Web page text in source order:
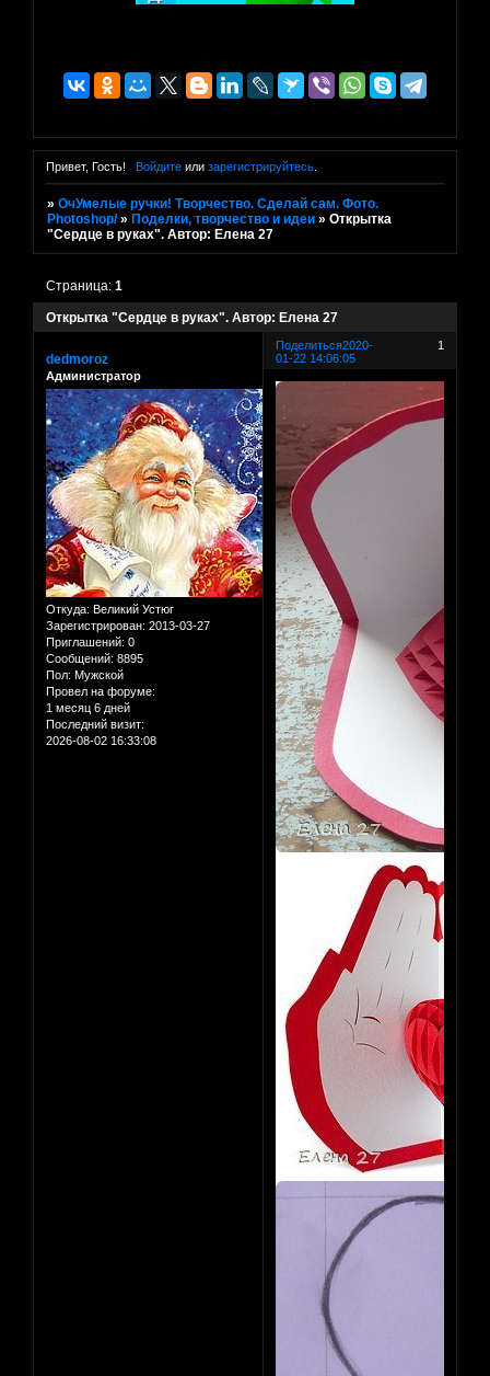
Привет, Гость! Войдитеили зарегистрируйтесь.
»ОчУмелые ручки! Творчество. Сделай сам. Фото.
Photoshop/ » Поделки, творчество и идеи »Открытка
"Сердце в руках". Автор: Елена 27
Открытка "Сердце в руках". Автор: Елена 27
Страница:1
Поделиться 1
2020-
01-22 14:06:05
dedmoroz
Администратор
Откуда: Великий Устюг
Зарегистрирован: 2013-03-27
Приглашений: 0
Сообщений: 8895
Пол: Мужской
Провел на форуме:
1 месяц 6 дней
Последний визит:
2026-08-02 16:33:08